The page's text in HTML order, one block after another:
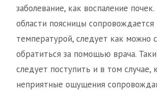
заболевание, как воспаление
области поясницы
температурой, следует как можно
обратиться за помощью врача.
следует поступить и в том случае,
неприятные ощущения